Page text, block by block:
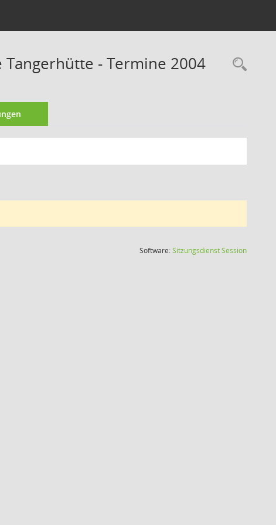
- Termine 2004
Software:SitzungsdienstSession(Wird in